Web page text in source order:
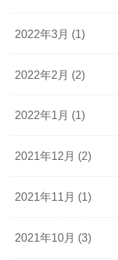
2022年3月 (1)
2022年2月 (2)
2022年1月 (1)
2021年12月 (2)
2021年11月 (1)
2021年10月 (3)